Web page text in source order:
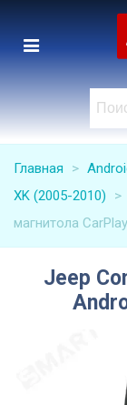
Главная >
XK (2005-2010)
>
магнитола CarPlay
Jeep